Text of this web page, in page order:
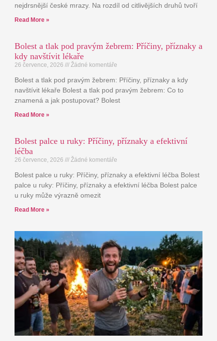
nejdrsnější české mrazy. Na rozdíl od citlivějších druhů tvoří
Read More »
Bolest a tlak pod pravým žebrem: Příčiny, příznaky a
kdy navštívit lékaře
26 července, 2026 Žádné komentáře
Bolest a tlak pod pravým žebrem: Příčiny, příznaky a kdy
navštívit lékaře Bolest a tlak pod pravým žebrem: Co to
znamená a jak postupovat? Bolest
Read More »
Bolest palce u ruky: Příčiny, příznaky a efektivní
léčba
26 července, 2026 Žádné komentáře
Bolest palce u ruky: Příčiny, příznaky a efektivní léčba Bolest
palce u ruky: Příčiny, příznaky a efektivní léčba Bolest palce
u ruky může výrazně omezit
Read More »